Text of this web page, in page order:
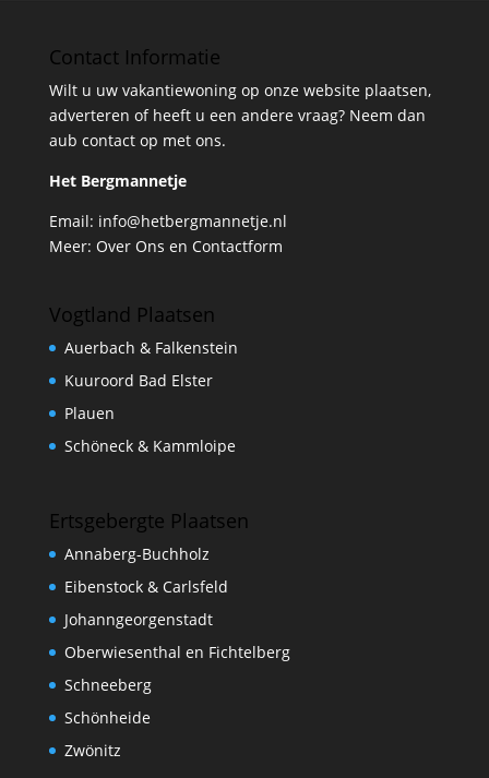
Contact Informatie
Wilt u uw vakantiewoning op onze website plaatsen,
adverteren of heeft u een andere vraag? Neem dan
aub contact op met ons.
Het Bergmannetje
Email: info@hetbergmannetje.nl
Meer: Over Ons en Contactform
Vogtland Plaatsen
Auerbach & Falkenstein
Kuuroord Bad Elster
Plauen
Schöneck & Kammloipe
Ertsgebergte Plaatsen
Annaberg-Buchholz
Eibenstock & Carlsfeld
Johanngeorgenstadt
Oberwiesenthal en Fichtelberg
Schneeberg
Schönheide
Zwönitz